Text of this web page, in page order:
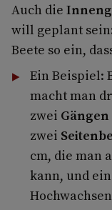
Auch die
will geplant
Beete so ein,
Ein Beispiel:
macht man
zwei Gängen
zwei
cm, die man
kann, und ein